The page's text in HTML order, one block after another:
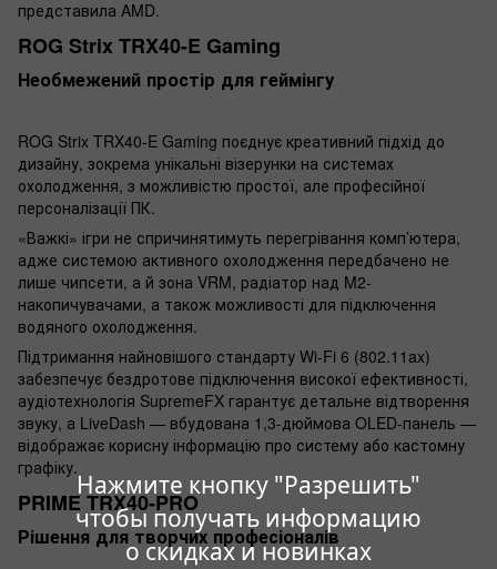
Нажмите кнопку "Разрешить"
чтобы получать информацию
о скидках и новинках
представила AMD.
ROG Strix TRX40-E Gaming
Необмежений простір для геймінгу
ROG Strix TRX40-E Gaming поєднує креативний підхід до
дизайну, зокрема ­унікальні візерунки на системах
охолодження, з можливістю простої, але професійної
персоналізації ПК.
«Важкі» ігри не спричинятимуть перегрівання комп’ютера,
адже системою активного охолодження передбачено не
лише чипсети, а й зона VRM, радіатор над M2-
накопичувачами, а також можливості для підключення
водяного охолодження.
Підтримання найновішого стандарту Wi-Fi 6 (802.11ax)
забезпечує бездротове підключення високої ефективності,
аудіотехнологія SupremeFX гарантує детальне відтворення
звуку, а LiveDash — вбудована 1,3-дюймова OLED-панель —
відображає корисну інформацію про систему або кастомну
графіку.
PRIME TRX40-PRO
Рішення для творчих професіоналів